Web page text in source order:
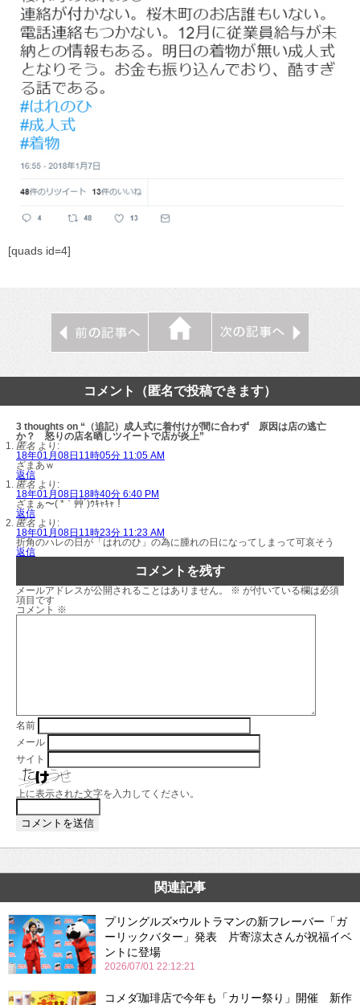
[quads id=4]
コメント（匿名で投稿できます）
3 thoughts on “（追記）成人式に着付けが間に合わず 原因は店の逃亡
か？ 怒りの店名晒しツイートで店が炎上”
匿名 より:
18年01月08日11時05分 11:05 AM
ざまあｗ
返信
匿名 より:
18年01月08日18時40分 6:40 PM
ざまぁ〜( *｀艸´)ｳｷｬｷｬ！
返信
匿名 より:
18年01月08日11時23分 11:23 AM
折角のハレの日が「はれのひ」の為に腫れの日になってしまって可哀そう
返信
コメントを残す
メールアドレスが公開されることはありません。 ※ が付いている欄は必須
項目です
コメント ※
名前
メール
サイト
上に表示された文字を入力してください。
関連記事
プリングルズ×ウルトラマンの新フレーバー「ガ
ーリックバター」発表 片寄涼太さんが祝福イベ
ントに登場
2026/07/01 22:12:21
コメダ珈琲店で今年も「カリー祭り」開催 新作